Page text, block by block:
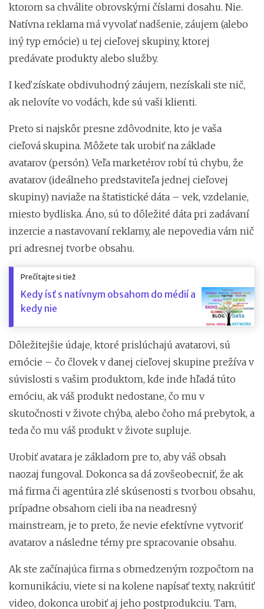
ktorom sa chválite obrovskými číslami dosahu. Nie.
Natívna reklama má vyvolať nadšenie, záujem (alebo
iný typ emócie) u tej cieľovej skupiny, ktorej
predávate produkty alebo služby.
I keď získate obdivuhodný záujem, nezískali ste nič,
ak nelovíte vo vodách, kde sú vaši klienti.
Preto si najskôr presne zdôvodnite, kto je vaša
cieľová skupina. Môžete tak urobiť na základe
avatarov (persón). Veľa marketérov robí tú chybu, že
avatarov (ideálneho predstaviteľa jednej cieľovej
skupiny) naviaže na štatistické dáta – vek, vzdelanie,
miesto bydliska. Áno, sú to dôležité dáta pri zadávaní
inzercie a nastavovaní reklamy, ale nepovedia vám nič
pri adresnej tvorbe obsahu.
Prečítajte si tiež
Kedy ísť s natívnym obsahom do médií a
kedy nie
Dôležitejšie údaje, ktoré prislúchajú avatarovi, sú
emócie – čo človek v danej cieľovej skupine prežíva v
súvislosti s vašim produktom, kde inde hľadá túto
emóciu, ak váš produkt nedostane, čo mu v
skutočnosti v živote chýba, alebo čoho má prebytok, a
teda čo mu váš produkt v živote supluje.
Urobiť avatara je základom pre to, aby váš obsah
naozaj fungoval. Dokonca sa dá zovšeobecniť, že ak
má firma či agentúra zlé skúsenosti s tvorbou obsahu,
prípadne obsahom cieli iba na neadresný
mainstream, je to preto, že nevie efektívne vytvoriť
avatarov a následne témy pre spracovanie obsahu.
Ak ste začínajúca firma s obmedzeným rozpočtom na
komunikáciu, viete si na kolene napísať texty, nakrútiť
video, dokonca urobiť aj jeho postprodukciu. Tam,